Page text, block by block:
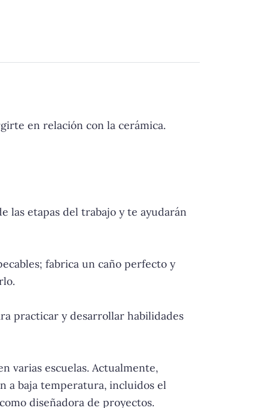
en relación con la cerámica.
las etapas del trabajo y te ayudarán
fabrica un caño perfecto y
practicar y desarrollar habilidades
varias escuelas. Actualmente,
a baja temperatura, incluidos el
diseñadora de proyectos.